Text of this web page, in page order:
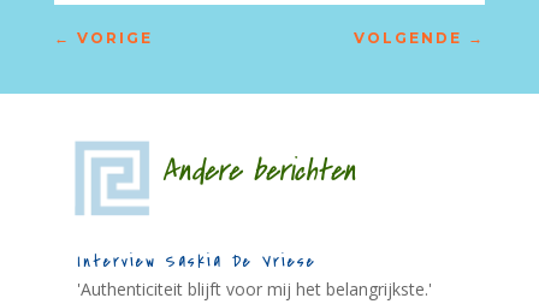
← VORIGE VOLGENDE →
Andere berichten
Interview Saskia De Vriese
'Authenticiteit blijft voor mij het belangrijkste.'